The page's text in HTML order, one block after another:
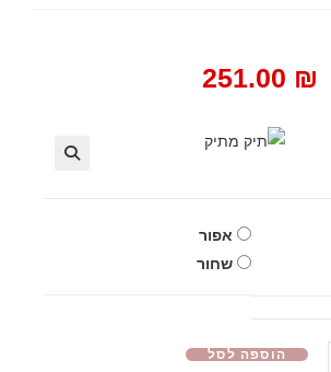
251.00 ₪
אפור
שחור
הוספה לסל